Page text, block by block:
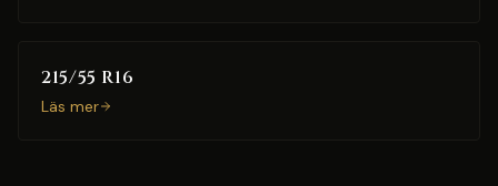
215/55 R16
Läs mer